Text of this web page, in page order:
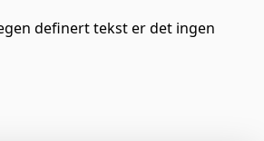
definert tekst er det ingen